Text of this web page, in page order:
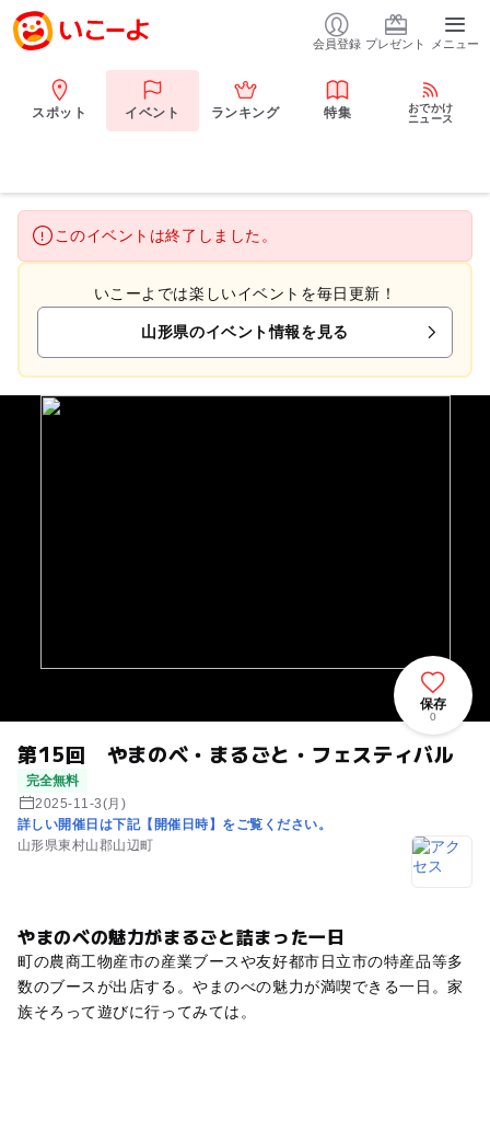
会員登録 プレゼント メニュー
スポット イベント ランキング 特集
おでかけ
ニュース
このイベントは終了しました。
いこーよでは楽しいイベントを毎日更新！
山形県のイベント情報を見る
第15回 やまのべ・まるごと・フェスティバル
完全無料
2025-11-3(月)
詳しい開催日は下記【開催日時】をご覧ください。
山形県東村山郡山辺町
保存
0
やまのべの魅力がまるごと詰まった一日
町の農商工物産市の産業ブースや友好都市日立市の特産品等多
数のブースが出店する。やまのべの魅力が満喫できる一日。家
族そろって遊びに行ってみては。